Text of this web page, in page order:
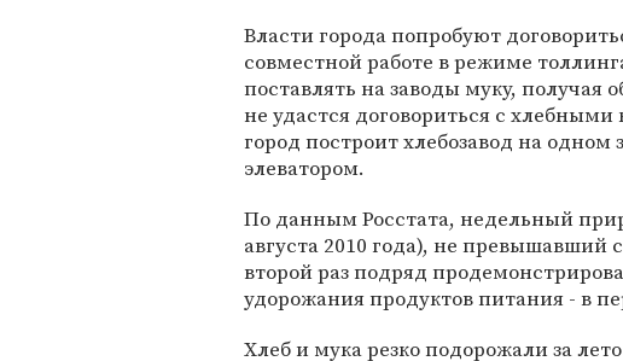
Власти города попробуют
совместной работе в режиме
поставлять на заводы муку, получая
не удастся договориться с
город построит хлебозавод на
элеватором.
По данным Росстата, недельный
августа 2010 года), не превышавший
второй раз подряд
удорожания продуктов питания - в
Хлеб и мука резко подорожали за